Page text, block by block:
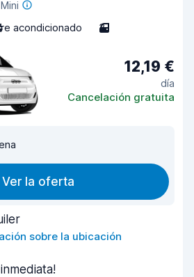
acondicionado 3
12,19 €
día
Cancelación gratuita
Ver la oferta
sobre la ubicación